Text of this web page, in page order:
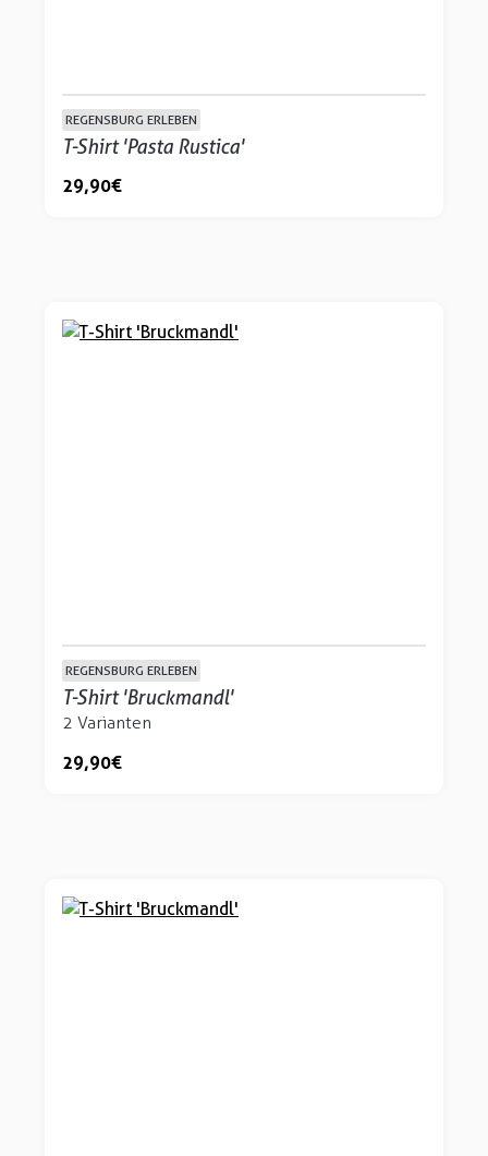
REGENSBURG ERLEBEN
T-Shirt 'Pasta Rustica'
29,90 €
REGENSBURG ERLEBEN
T-Shirt 'Bruckmandl'
2 Varianten
29,90 €